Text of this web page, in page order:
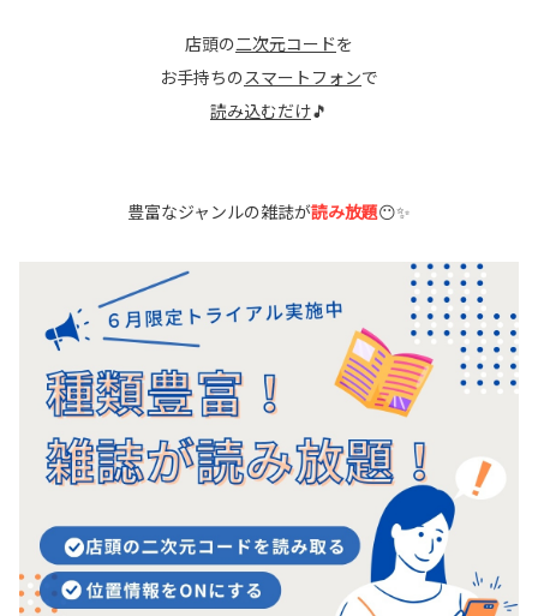
店頭の二次元コードを
お手持ちのスマートフォンで
読み込むだけ🎵
豊富なジャンルの雑誌が読み放題😶✨